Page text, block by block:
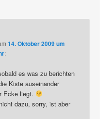
14. Oktober 2009 um
:
es was zu berichten
Kiste auseinander
Ecke liegt.
dazu, sorry, ist aber